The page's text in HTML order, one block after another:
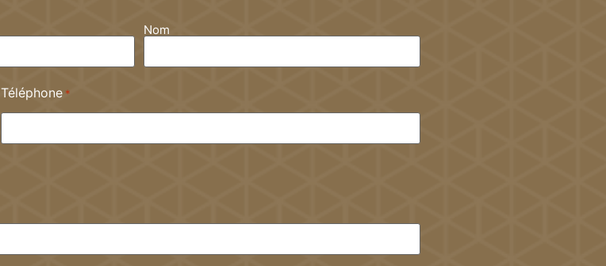
Nom
Téléphone *